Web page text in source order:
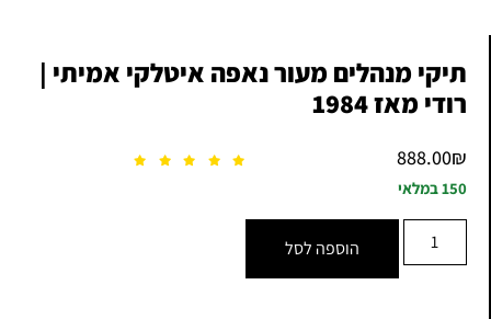
תיקי מנהלים מעור נאפה איטלקי אמיתי |
רודי מאז 1984
888.00₪
150 במלאי
הוספה לסל